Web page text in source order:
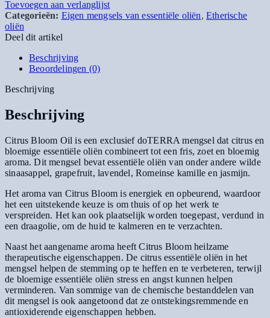
Toevoegen aan verlanglijst
Categorieën: Eigen mengsels van essentiële oliën, Etherische
oliën
Deel dit artikel
Beschrijving
Beoordelingen (0)
Beschrijving
Beschrijving
Citrus Bloom Oil is een exclusief doTERRA mengsel dat citrus en
bloemige essentiële oliën combineert tot een fris, zoet en bloemig
aroma. Dit mengsel bevat essentiële oliën van onder andere wilde
sinaasappel, grapefruit, lavendel, Romeinse kamille en jasmijn.
Het aroma van Citrus Bloom is energiek en opbeurend, waardoor
het een uitstekende keuze is om thuis of op het werk te
verspreiden. Het kan ook plaatselijk worden toegepast, verdund in
een draagolie, om de huid te kalmeren en te verzachten.
Naast het aangename aroma heeft Citrus Bloom heilzame
therapeutische eigenschappen. De citrus essentiële oliën in het
mengsel helpen de stemming op te heffen en te verbeteren, terwijl
de bloemige essentiële oliën stress en angst kunnen helpen
verminderen. Van sommige van de chemische bestanddelen van
dit mengsel is ook aangetoond dat ze ontstekingsremmende en
antioxiderende eigenschappen hebben.